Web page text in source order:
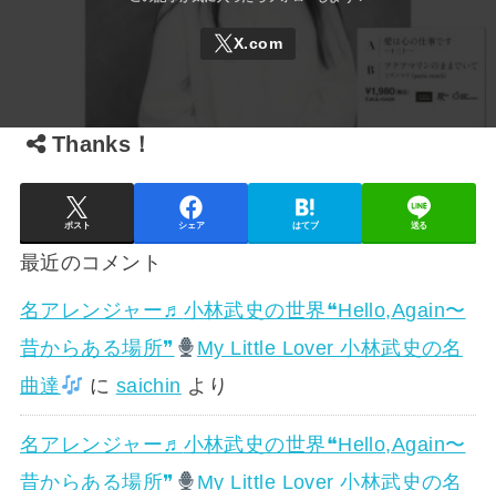
Thanks！
ポスト シェア はてブ 送る
最近のコメント
名アレンジャー♬ 小林武史の世界❝Hello,Again〜
昔からある場所❞
My Little Lover 小林武史の名
曲達
に saichin より
名アレンジャー♬ 小林武史の世界❝Hello,Again〜
昔からある場所❞
My Little Lover 小林武史の名